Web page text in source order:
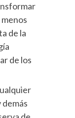
de la
de los